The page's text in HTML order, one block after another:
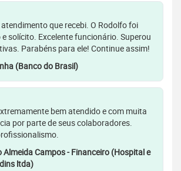
que recebi. O Rodolfo foi
solícito. Excelente funcionário. Superou
Parabéns para ele! Continue assim!
(Banco do Brasil)
bem atendido e com muita
por parte de seus colaboradores.
Almeida Campos - Financeiro (Hospital e
ltda)